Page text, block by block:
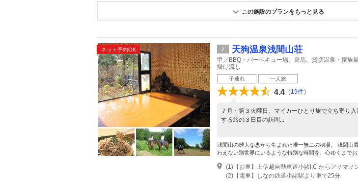
この施設のプランをもっと見る
ネット予約OK 7 天狗温泉浅間山荘
甲／BBQ・バーベキュー場、乗馬、貸切温泉・家族
掛け流し
子連れ 一人旅
4.4 （ 19件）
７月・第３火曜日、マイカーひとり旅で立ち寄り
する旅の３日目の訪問...
浅間山の雄大な恵から生まれた唯一無二の秘湯。 浅間山
わえない別世界にいるような特別な時間を、心ゆくまで
(2)【電車】しなの鉄道小諸駅より車で25分